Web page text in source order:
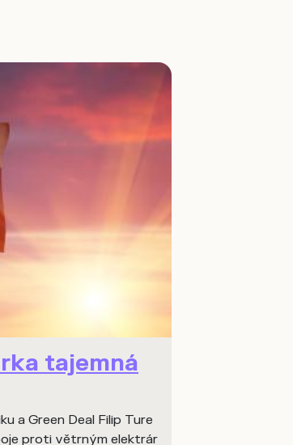
tajemná
a Green Deal Filip Ture
proti větrným elektrár